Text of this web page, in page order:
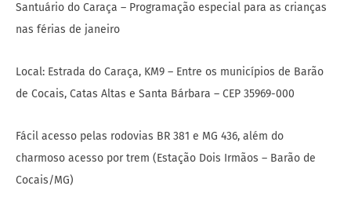
Santuário do Caraça – Programação especial para as crianças
nas férias de janeiro
Local: Estrada do Caraça, KM9 – Entre os municípios de Barão
de Cocais, Catas Altas e Santa Bárbara – CEP 35969-000
Fácil acesso pelas rodovias BR 381 e MG 436, além do
charmoso acesso por trem (Estação Dois Irmãos – Barão de
Cocais/MG)